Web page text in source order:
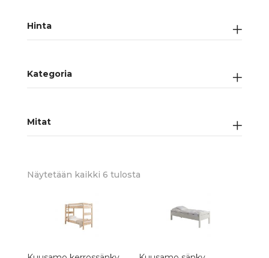
Hinta
Kategoria
Mitat
Näytetään kaikki 6 tulostaSorted